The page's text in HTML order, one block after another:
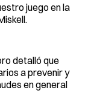
juego en la
detalló que
a prevenir y
en general